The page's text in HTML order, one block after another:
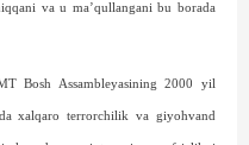
va u ma’­qullangani bu borada
Bosh Assambleyasining 2000 yil
xalqaro terrorchilik va giyohvand